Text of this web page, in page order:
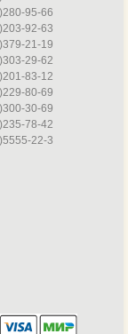
95-66
92-63
21-19
29-62
83-12
80-69
30-69
78-42
22-3